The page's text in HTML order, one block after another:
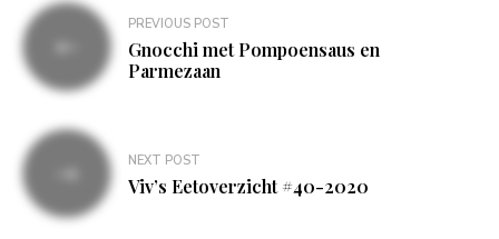
Bericht
navigatie
PREVIOUS POST
Gnocchi met Pompoensaus en
Parmezaan
NEXT POST
Viv’s Eetoverzicht #40-2020